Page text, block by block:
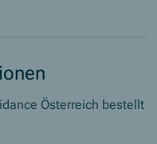
Österreich bestellt